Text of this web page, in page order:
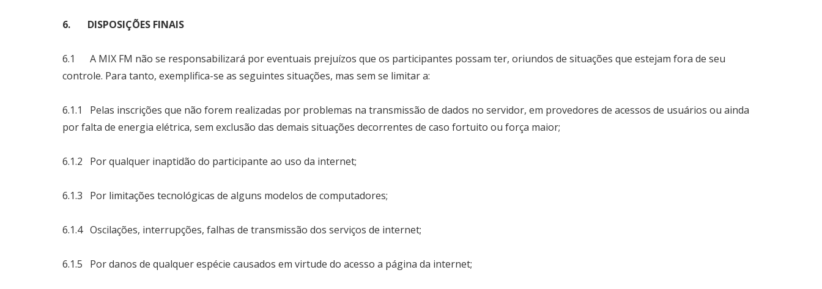
6. DISPOSIÇÕES FINAIS
6.1 A MIX FM não se responsabilizará por eventuais prejuízos que os participantes possam ter, oriundos de situações que estejam fora de seu
controle. Para tanto, exemplifica-se as seguintes situações, mas sem se limitar a:
6.1.1 Pelas inscrições que não forem realizadas por problemas na transmissão de dados no servidor, em provedores de acessos de usuários ou ainda
por falta de energia elétrica, sem exclusão das demais situações decorrentes de caso fortuito ou força maior;
6.1.2 Por qualquer inaptidão do participante ao uso da internet;
6.1.3 Por limitações tecnológicas de alguns modelos de computadores;
6.1.4 Oscilações, interrupções, falhas de transmissão dos serviços de internet;
6.1.5 Por danos de qualquer espécie causados em virtude do acesso a página da internet;